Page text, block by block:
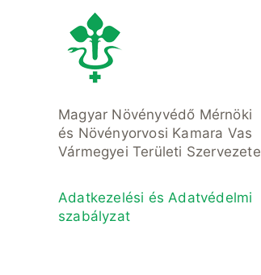
Magyar Növényvédő Mérnöki
és Növényorvosi Kamara Vas
Vármegyei Területi Szervezete
Adatkezelési és Adatvédelmi
szabályzat